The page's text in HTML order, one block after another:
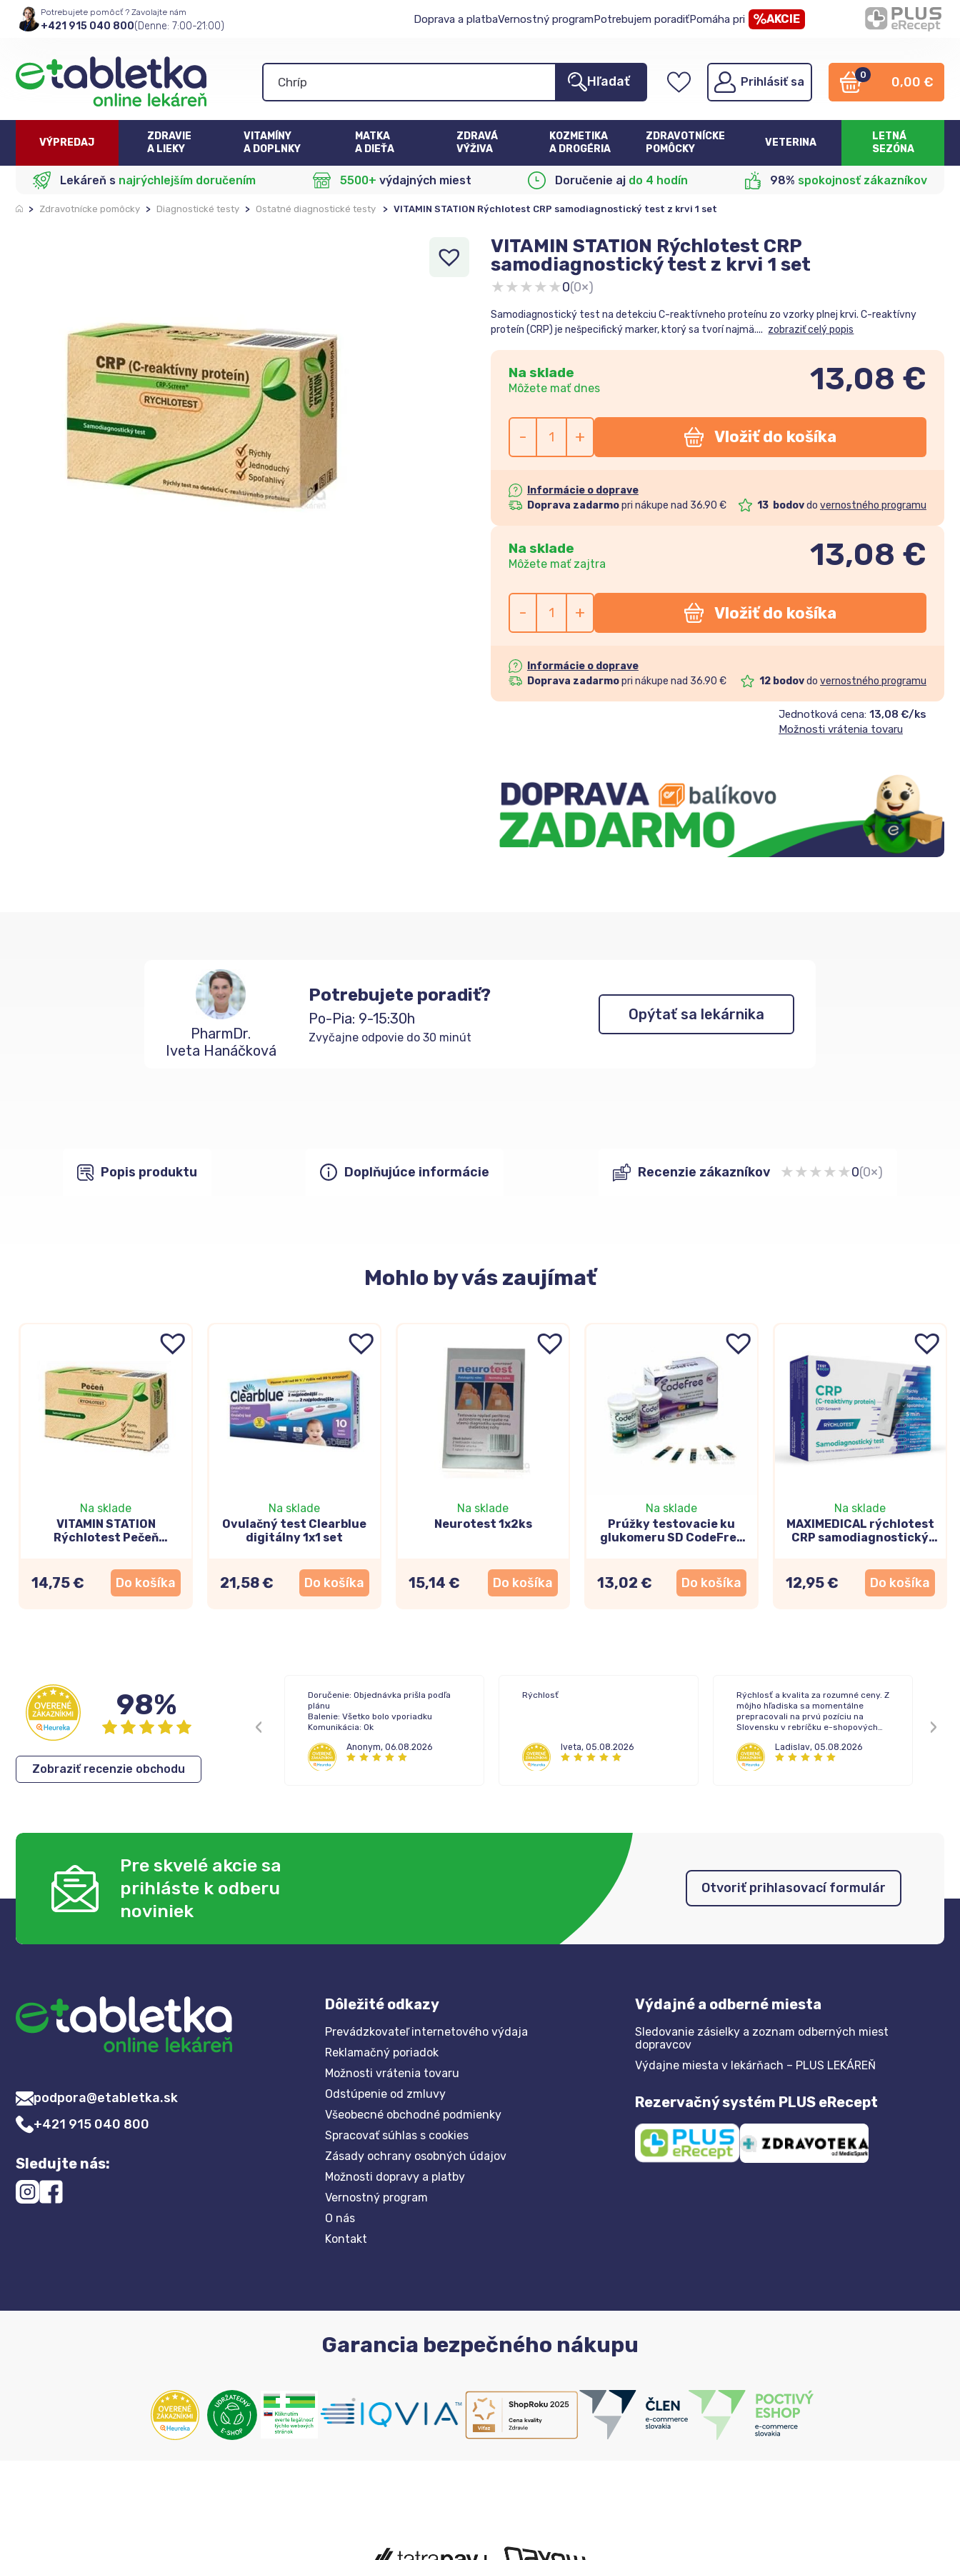
Potrebujete pomôcť ? Zavolajte nám
+421 915 040 800(Denne: 7:00-21:00)
Doprava a platbaVernostný programPotrebujem poradiťPomáha pri AKCIE
Hľadať Prihlásiť sa
0 0,00 €
VÝPREDAJ
ZDRAVIE
A LIEKY
VITAMÍNY
A DOPLNKY
MATKA
A DIEŤA
ZDRAVÁ
VÝŽIVA
KOZMETIKA
A DROGÉRIA
ZDRAVOTNÍCKE
POMÔCKY
VETERINA
LETNÁ
SEZÓNA
Lekáreň s najrýchlejším doručením 5500+ výdajných miest Doručenie aj do 4 hodín 98% spokojnosť zákazníkov
> Zdravotnícke pomôcky > Diagnostické testy > Ostatné diagnostické testy > VITAMIN STATION Rýchlotest CRP samodiagnostický test z krvi 1 set
VITAMIN STATION Rýchlotest CRP
samodiagnostický test z krvi 1 set
★★★★★0(0×)
Samodiagnostický test na detekciu C-reaktívneho proteínu zo vzorky plnej krvi. C-reaktívny
proteín (CRP) je nešpecifický marker, ktorý sa tvorí najmä.... zobraziť celý popis
Na sklade
Môžete mať dnes 13,08 €
- + Vložiť do košíka
Informácie o doprave
Doprava zadarmopri nákupe nad 36.90 € 13 bodovdo vernostného programu
Na sklade
Môžete mať zajtra 13,08 €
- + Vložiť do košíka
Informácie o doprave
Doprava zadarmopri nákupe nad 36.90 € 12 bodovdo vernostného programu
Jednotková cena: 13,08 €/ks
Možnosti vrátenia tovaru
PharmDr.
Iveta Hanáčková
Potrebujete poradiť?
Po-Pia: 9-15:30h
Zvyčajne odpovie do 30 minút
Opýtať sa lekárnika
Popis produktu Doplňujúce informácie Recenzie zákazníkov ★★★★★0(0×)
Mohlo by vás zaujímať
Na sklade
VITAMIN STATION
Rýchlotest Pečeň
14,75 € Do košíka
Na sklade
Ovulačný test Clearblue
digitálny 1x1 set
21,58 € Do košíka
Na sklade
Neurotest 1x2ks
15,14 € Do košíka
Na sklade
Prúžky testovacie ku
glukomeru SD CodeFree
13,02 € Do košíka
Na sklade
MAXIMEDICAL rýchlotest
CRP samodiagnostický
12,95 € Do košíka
98%
Zobraziť recenzie obchodu
Žiadne !
Doručenie: Objednávka prišla podľa
plánu
Balenie: Všetko bolo vporiadku
Komunikácia: Ok
Anonym, 06.08.2026
Rýchlosť
Iveta, 05.08.2026
Rýchlosť a kvalita za rozumné ceny. Z
môjho hľadiska sa momentálne
prepracovali na prvú pozíciu na
Slovensku v rebríčku e-shopových
Ladislav, 05.08.2026
Pre skvelé akcie sa
prihláste k odberu
noviniek
Otvoriť prihlasovací formulár
podpora@etabletka.sk
+421 915 040 800
Sledujte nás:
Dôležité odkazy
Prevádzkovateľ internetového výdaja
Reklamačný poriadok
Možnosti vrátenia tovaru
Odstúpenie od zmluvy
Všeobecné obchodné podmienky
Spracovať súhlas s cookies
Zásady ochrany osobných údajov
Možnosti dopravy a platby
Vernostný program
O nás
Kontakt
Výdajné a odberné miesta
Sledovanie zásielky a zoznam odberných miest
dopravcov
Výdajne miesta v lekárňach – PLUS LEKÁREŇ
Rezervačný systém PLUS eRecept
Garancia bezpečného nákupu